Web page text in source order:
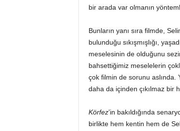
bir arada var olmanın
Bunların yanı sıra filmde,
bulunduğu sıkışmışlığı,
meselesinin de olduğunu
bahsettiğimiz meselelerin
çok filmin de sorunu
daha da içinden çıkılmaz bir
Körfez’in bakıldığında
birlikte hem kentin hem de